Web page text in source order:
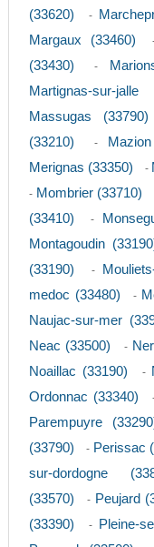
(33620)
-
Margaux (33460)
(33430)
-
Martignas-sur-jalle
Massugas (33790)
(33210)
-
Merignas (33350) -
- Mombrier (33710)
(33410)
-
Montagoudin
(33190)
-
medoc (33480)
-
Naujac-sur-mer
Neac (33500) -
Noaillac (33190) -
Ordonnac (33340)
Parempuyre
(33790)
- Perissac
sur-dordogne
(33570)
- Peujard
(33390)
- Pleine-